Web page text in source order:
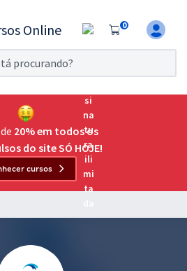
0
grátis por 7 dias!
para o Exame da
para as principais
20% em todos os
do site SÓ HOJE!
cursos